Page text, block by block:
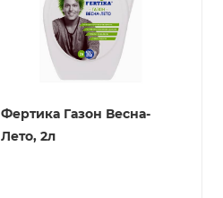
Фертика Газон Весна-
Лето, 2л